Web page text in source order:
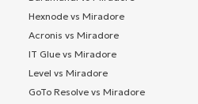
Hexnode vs Miradore
Acronis vs Miradore
IT Glue vs Miradore
Level vs Miradore
GoTo Resolve vs Miradore